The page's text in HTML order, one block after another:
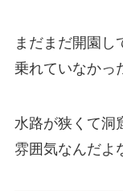
まだまだ開園し
乗れていなかっ
水路が狭くて洞
雰囲気なんだよ